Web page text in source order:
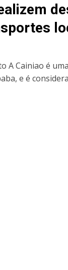
A Cainiao é
e é